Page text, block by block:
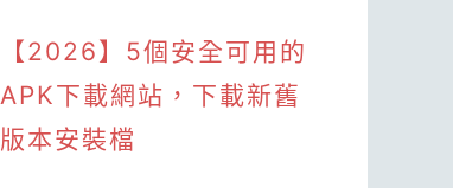
【2026】5個安全可用的
APK下載網站，下載新舊
版本安裝檔